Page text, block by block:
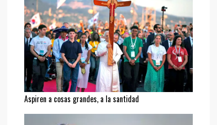
Aspiren a cosas grandes, a la santidad